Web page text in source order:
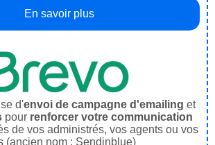
En savoir plus
d'envoi de campagne d'emailing et
pour renforcer votre communication
de vos administrés, vos agents ou vos
(ancien nom : Sendinblue)